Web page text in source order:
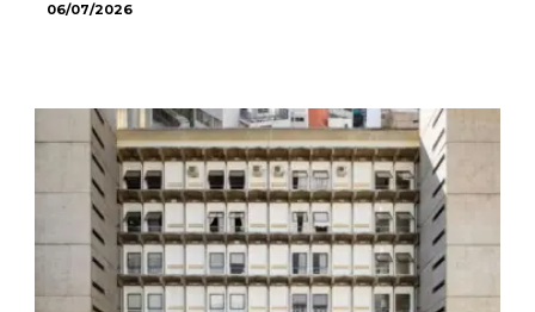
06/07/2026